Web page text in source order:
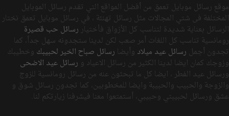
موقع رسائل موبايل تعمق من أفضل المواقع التي تقدم رسائل الموبايل
المختلفة فى شتي المجالات مثل رسائل تهنئة ، في رسائل موبايل تعمق نختار
الرسائل بعناية شديدة لتناسب كل الأزواق فأختياررسائل حب قصيرة
رومانسية تناسب كل اللغات أمر صعب لكن لدينا ستجدونه سهل جداً، كما
تجدون أجمل رسائل عيد ميلاد وأيضا رسائل صباح الخير لحبيبك وخطيبك
وزوجك كمان ايضا لدينا الكثير من رسائل الاعياد و رسائل عيد الاضحى
ورسائل عيد الفطر ، ايضا كل ما تبحثون عنه من رسائل رومانسية للزوج
والزوجة والحبيب والحبيبة وايضا للمخطوبين، كما تجدون رسائل شوق و
عشق ورسائل لحبيبتي وحبيبي، أستمتعوا معنا فيشرفنا زيارتكم لنا.